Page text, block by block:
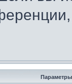
Параметры